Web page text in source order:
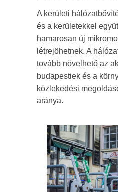
A kerületi
és a kerületekkel
hamarosan új
létrejöhetnek. A
tovább növelhető az
budapestiek és a
közlekedési
aránya.